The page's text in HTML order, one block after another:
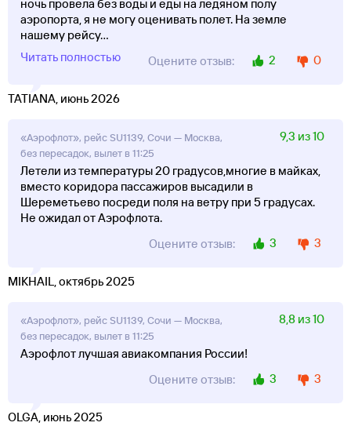
ночь провела без воды и еды на ледяном полу
аэропорта, я не могу оценивать полет. На земле
нашему рейсу...
Читать полностью
Оцените отзыв: 2 0
TATIANA, июнь 2026
«Аэрофлот», рейс SU1139, Сочи — Москва,
без пересадок, вылет в 11:25
9,3 из 10
Летели из температуры 20 градусов,многие в майках,
вместо коридора пассажиров высадили в
Шереметьево посреди поля на ветру при 5 градусах.
Не ожидал от Аэрофлота.
Оцените отзыв:
3 3
MIKHAIL, октябрь 2025
«Аэрофлот», рейс SU1139, Сочи — Москва,
без пересадок, вылет в 11:25
8,8 из 10
Аэрофлот лучшая авиакомпания России!
Оцените отзыв:
3 3
OLGA, июнь 2025